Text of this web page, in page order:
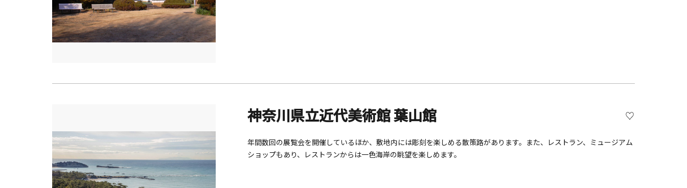
神奈川県立近代美術館 葉山館
年間数回の展覧会を開催しているほか、敷地内には彫刻を楽しめる散策路があります。また、レストラン、ミュージアム
ショップもあり、レストランからは一色海岸の眺望を楽しめます。